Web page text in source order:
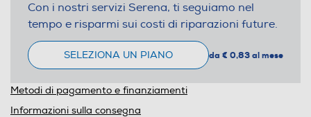
Con i nostri servizi Serena, ti seguiamo nel
tempo e risparmi sui costi di riparazioni future.
SELEZIONA UN PIANO da € 0,83 al mese
Metodi di pagamento e finanziamenti
Informazioni sulla consegna